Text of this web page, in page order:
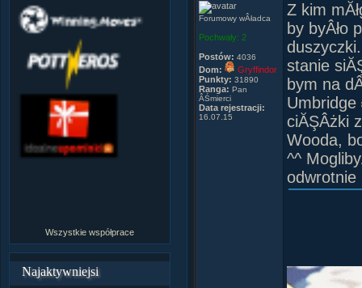
Wszystkie współprace
Najaktywniejsi
Forumowy wÂładca
Pochwały: 2
Postów: 4036
Dom:
Gryffindor
Punkty: 31890
Ranga: Pan
ÂŚmierci
Data rejestracji:
16.07.15
Z kim
by byÂło
stanie
bym na
Umbridge
ciĂŞÂżki
Wooda,
^^
odwrotnie